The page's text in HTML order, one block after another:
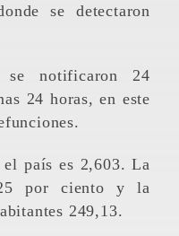
se detectaron
24 horas, en este
por ciento y la
249,13.